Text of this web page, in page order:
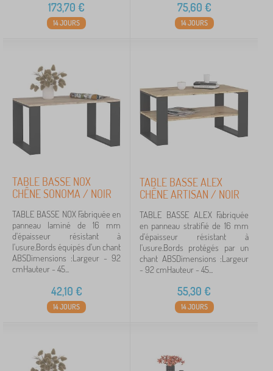
173,70 €
14 JOURS
75,60 €
14 JOURS
TABLE BASSE NOX
CHÊNE SONOMA / NOIR
TABLE BASSE NOX Fabriquée en
panneau laminé de 16 mm
d'épaisseur résistant à
l'usure.Bords équipés d'un chant
ABSDimensions :Largeur - 92
cmHauteur - 45...
42,10 €
14 JOURS
TABLE BASSE ALEX
CHÊNE ARTISAN / NOIR
TABLE BASSE ALEX Fabriquée
en panneau stratifié de 16 mm
d'épaisseur résistant à
l'usure.Bords protégés par un
chant ABSDimensions :Largeur
- 92 cmHauteur - 45...
55,30 €
14 JOURS